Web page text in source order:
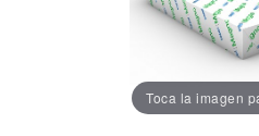
Toca la imagen